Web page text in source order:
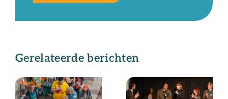
Gerelateerde berichten